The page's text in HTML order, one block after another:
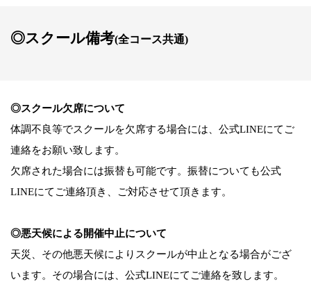
◎スクール備考(全コース共通)
◎スクール欠席について
体調不良等でスクールを欠席する場合には、公式LINEにてご
連絡をお願い致します。
欠席された場合には振替も可能です。振替についても公式
LINEにてご連絡頂き、ご対応させて頂きます。
◎悪天候による開催中止について
天災、その他悪天候によりスクールが中止となる場合がござ
います。その場合には、公式LINEにてご連絡を致します。